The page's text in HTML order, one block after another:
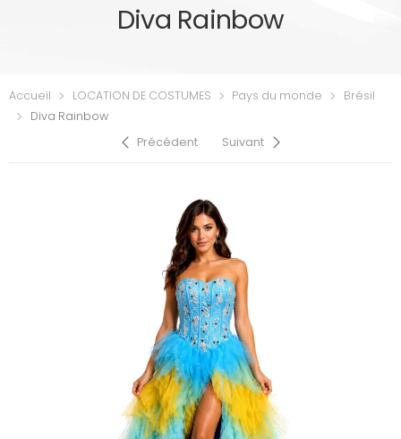
Diva Rainbow
Accueil LOCATION DE COSTUMES Pays du monde
Brésil
Diva Rainbow
Précédent
Suivant